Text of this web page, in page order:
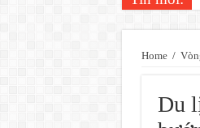
Home /
Du